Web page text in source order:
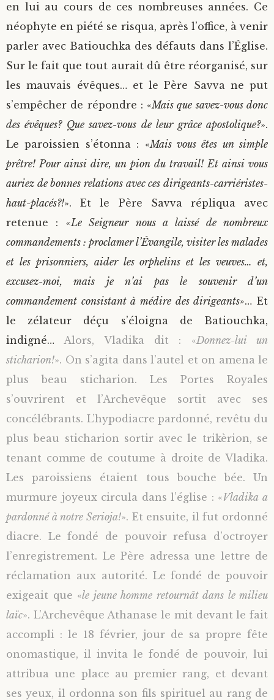
en lui au cours de ces nombreuses années. Ce
néophyte en piété se risqua, après l’office, à venir
parler avec Batiouchka des défauts dans l’Église.
Sur le fait que tout aurait dû être réorganisé, sur
les mauvais évêques… et le Père Savva ne put
s’empêcher de répondre : «Mais que savez-vous donc
des évêques? Que savez-vous de leur grâce apostolique?».
Le paroissien s’étonna : «Mais vous êtes un simple
prêtre! Pour ainsi dire, un pion du travail! Et ainsi vous
auriez de bonnes relations avec ces dirigeants-carriéristes-
haut-placés?!». Et le Père Savva répliqua avec
retenue : «Le Seigneur nous a laissé de nombreux
commandements : proclamer l’Évangile, visiter les malades
et les prisonniers, aider les orphelins et les veuves… et,
excusez-moi, mais je n’ai pas le souvenir d’un
commandement consistant à médire des dirigeants»… Et
le zélateur déçu s’éloigna de Batiouchka,
indigné…Alors, Vladika dit : «Donnez-lui un
sticharion!». On s’agita dans l’autel et on amena le
plus beau sticharion. Les Portes Royales
s’ouvrirent et l’Archevêque sortit avec ses
concélébrants. L’hypodiacre pardonné, revêtu du
plus beau sticharion sortir avec le trikèrion, se
tenant comme de coutume à droite de Vladika.
Les paroissiens étaient tous bouche bée. Un
murmure joyeux circula dans l’église : «Vladika a
pardonné à notre Serioja!». Et ensuite, il fut ordonné
diacre. Le fondé de pouvoir refusa d’octroyer
l’enregistrement. Le Père adressa une lettre de
réclamation aux autorité. Le fondé de pouvoir
exigeait que «le jeune homme retournât dans le milieu
laïc». L’Archevêque Athanase le mit devant le fait
accompli : le 18 février, jour de sa propre fête
onomastique, il invita le fondé de pouvoir, lui
attribua une place au premier rang, et devant
ses yeux, il ordonna son fils spirituel au rang de